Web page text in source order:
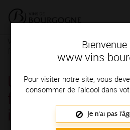
www.vins-
Pour visiter notre site, vous
consommer de l'alcool dans
Je n'ai pas
Notre vignoble
Un
facettes, berceau de vins inimitables
Un vignoble aux
facettes, berceau
inimitables